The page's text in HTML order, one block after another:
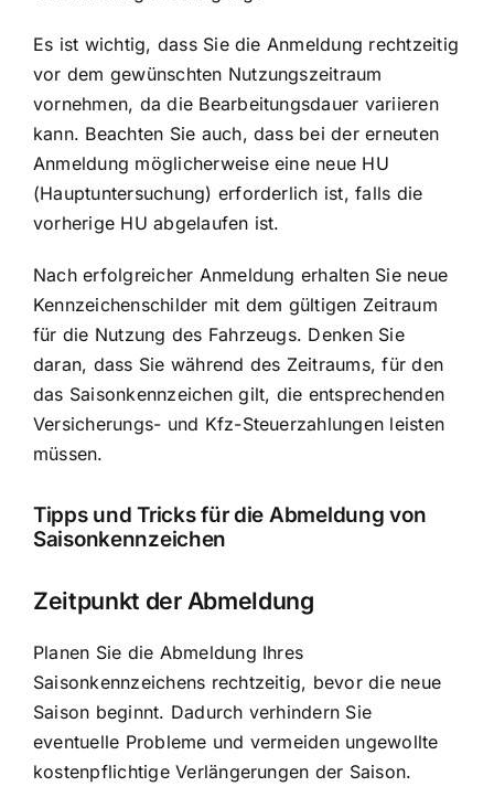
Es ist wichtig, dass Sie die Anmeldung rechtzeitig
vor dem gewünschten Nutzungszeitraum
vornehmen, da die Bearbeitungsdauer variieren
kann. Beachten Sie auch, dass bei der erneuten
Anmeldung möglicherweise eine neue HU
(Hauptuntersuchung) erforderlich ist, falls die
vorherige HU abgelaufen ist.
Nach erfolgreicher Anmeldung erhalten Sie neue
Kennzeichenschilder mit dem gültigen Zeitraum
für die Nutzung des Fahrzeugs. Denken Sie
daran, dass Sie während des Zeitraums, für den
das Saisonkennzeichen gilt, die entsprechenden
Versicherungs- und Kfz-Steuerzahlungen leisten
müssen.
Tipps und Tricks für die Abmeldung von
Saisonkennzeichen
Zeitpunkt der Abmeldung
Planen Sie die Abmeldung Ihres
Saisonkennzeichens rechtzeitig, bevor die neue
Saison beginnt. Dadurch verhindern Sie
eventuelle Probleme und vermeiden ungewollte
kostenpflichtige Verlängerungen der Saison.